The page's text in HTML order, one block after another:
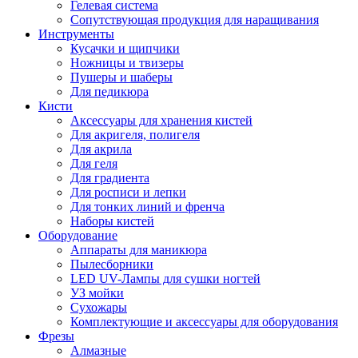
Гелевая система
Сопутствующая продукция для наращивания
Инструменты
Кусачки и щипчики
Ножницы и твизеры
Пушеры и шаберы
Для педикюра
Кисти
Аксессуары для хранения кистей
Для акригеля, полигеля
Для акрила
Для геля
Для градиента
Для росписи и лепки
Для тонких линий и френча
Наборы кистей
Оборудование
Аппараты для маникюра
Пылесборники
LED UV-Лампы для сушки ногтей
УЗ мойки
Сухожары
Комплектующие и аксессуары для оборудования
Фрезы
Алмазные